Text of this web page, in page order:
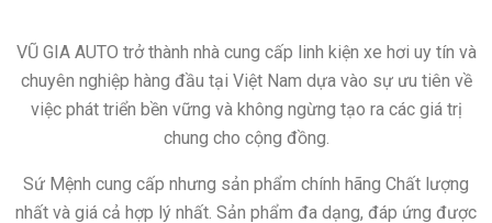
VŨ GIA AUTO trở thành nhà cung cấp linh kiện xe hơi uy tín và
chuyên nghiệp hàng đầu tại Việt Nam dựa vào sự ưu tiên về
việc phát triển bền vững và không ngừng tạo ra các giá trị
chung cho cộng đồng.
Sứ Mệnh cung cấp nhưng sản phẩm chính hãng Chất lượng
nhất và giá cả hợp lý nhất. Sản phẩm đa dạng, đáp ứng được